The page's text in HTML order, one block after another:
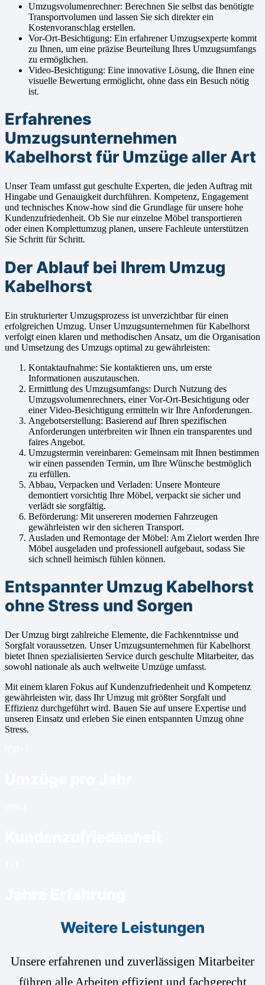
Umzugsvolumenrechner: Berechnen Sie selbst das benötigte
Transportvolumen und lassen Sie sich direkter ein
Kostenvoranschlag erstellen.
Vor-Ort-Besichtigung: Ein erfahrener Umzugsexperte kommt
zu Ihnen, um eine präzise Beurteilung Ihres Umzugsumfangs
zu ermöglichen.
Video-Besichtigung: Eine innovative Lösung, die Ihnen eine
visuelle Bewertung ermöglicht, ohne dass ein Besuch nötig
ist.
Erfahrenes
Umzugsunternehmen
Kabelhorst für Umzüge aller Art
Unser Team umfasst gut geschulte Experten, die jeden Auftrag mit
Hingabe und Genauigkeit durchführen. Kompetenz, Engagement
und technisches Know-how sind die Grundlage für unsere hohe
Kundenzufriedenheit. Ob Sie nur einzelne Möbel transportieren
oder einen Komplettumzug planen, unsere Fachleute unterstützen
Sie Schritt für Schritt.
Der Ablauf bei Ihrem Umzug
Kabelhorst
Ein strukturierter Umzugsprozess ist unverzichtbar für einen
erfolgreichen Umzug. Unser Umzugsunternehmen für Kabelhorst
verfolgt einen klaren und methodischen Ansatz, um die Organisation
und Umsetzung des Umzugs optimal zu gewährleisten:
Kontaktaufnahme: Sie kontaktieren uns, um erste
Informationen auszutauschen.
Ermittlung des Umzugsumfangs: Durch Nutzung des
Umzugsvolumenrechners, einer Vor-Ort-Besichtigung oder
einer Video-Besichtigung ermitteln wir Ihre Anforderungen.
Angebotserstellung: Basierend auf Ihren spezifischen
Anforderungen unterbreiten wir Ihnen ein transparentes und
faires Angebot.
Umzugstermin vereinbaren: Gemeinsam mit Ihnen bestimmen
wir einen passenden Termin, um Ihre Wünsche bestmöglich
zu erfüllen.
Abbau, Verpacken und Verladen: Unsere Monteure
demontiert vorsichtig Ihre Möbel, verpackt sie sicher und
verlädt sie sorgfältig.
Beförderung: Mit unsereren modernen Fahrzeugen
gewährleisten wir den sicheren Transport.
Ausladen und Remontage der Möbel: Am Zielort werden Ihre
Möbel ausgeladen und professionell aufgebaut, sodass Sie
sich schnell heimisch fühlen können.
Entspannter Umzug Kabelhorst
ohne Stress und Sorgen
Der Umzug birgt zahlreiche Elemente, die Fachkenntnisse und
Sorgfalt voraussetzen. Unser Umzugsunternehmen für Kabelhorst
bietet Ihnen spezialisierten Service durch geschulte Mitarbeiter, das
sowohl nationale als auch weltweite Umzüge umfasst.
Mit einem klaren Fokus auf Kundenzufriedenheit und Kompetenz
gewährleisten wir, dass Ihr Umzug mit größter Sorgfalt und
Effizienz durchgeführt wird. Bauen Sie auf unsere Expertise und
unseren Einsatz und erleben Sie einen entspannten Umzug ohne
Stress.
Weitere Leistungen
Unsere erfahrenen und zuverlässigen Mitarbeiter
führen alle Arbeiten effizient und fachgerecht